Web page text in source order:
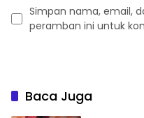
Simpan nama, email,
peramban ini untuk
Baca Juga